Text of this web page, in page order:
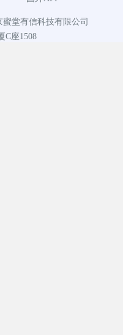
蜜堂有信科技有限公司
C座1508